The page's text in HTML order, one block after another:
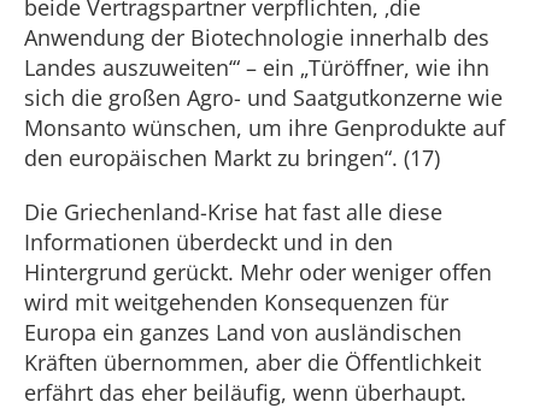
beide Vertragspartner verpflichten, ‚die
Anwendung der Biotechnologie innerhalb des
Landes auszuweiten‘“ – ein „Türöffner, wie ihn
sich die großen Agro- und Saatgutkonzerne wie
Monsanto wünschen, um ihre Genprodukte auf
den europäischen Markt zu bringen“. (17)
Die Griechenland-Krise hat fast alle diese
Informationen überdeckt und in den
Hintergrund gerückt. Mehr oder weniger offen
wird mit weitgehenden Konsequenzen für
Europa ein ganzes Land von ausländischen
Kräften übernommen, aber die Öffentlichkeit
erfährt das eher beiläufig, wenn überhaupt.